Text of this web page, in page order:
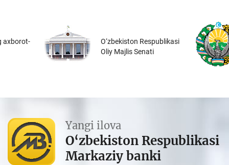
axborot-
O‘zbekiston Respublikasi
Oliy Majlis Senati
Yangi ilova
O‘zbekiston Respublikasi
Markaziy banki